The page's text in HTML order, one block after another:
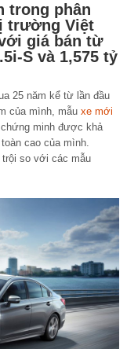
trong phân
trường Việt
giá bán từ
S và 1,575 tỷ
25 năm kể từ lần đầu
của mình, mẫu xe mới
minh được khả
cao của mình.
trội so với các mẫu